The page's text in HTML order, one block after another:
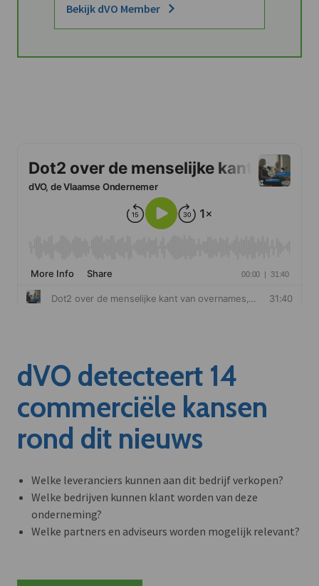
Bekijk dVO Member
dVO detecteert 14
commerciële kansen
rond dit nieuws
Welke leveranciers kunnen aan dit bedrijf verkopen?
Welke bedrijven kunnen klant worden van deze
onderneming?
Welke partners en adviseurs worden mogelijk relevant?